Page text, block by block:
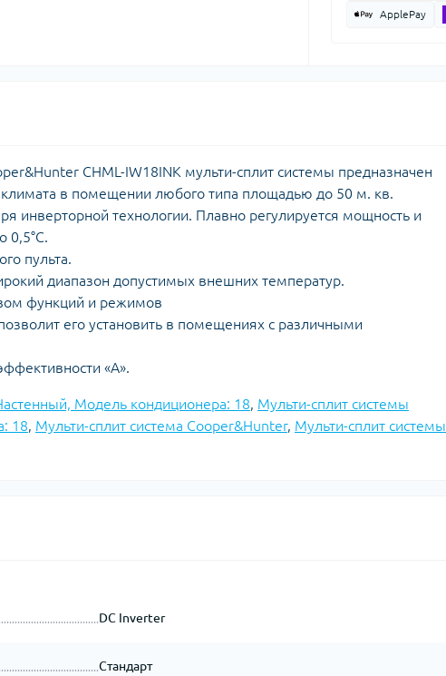
ApplePay
CHML-IW18INK мульти-сплит системы предназначен
в помещении любого типа площадью до 50 м. кв.
инверторной технологии. Плавно регулируется мощность и
0,5°С.
пульта.
диапазон допустимых внешних температур.
функций и режимов
его установить в помещениях с различными
«А».
Модель кондиционера: 18 Мульти-сплит системы
18 Мульти-сплит система Cooper&Hunter, Мульти-сплит системы
DC Inverter
Стандарт